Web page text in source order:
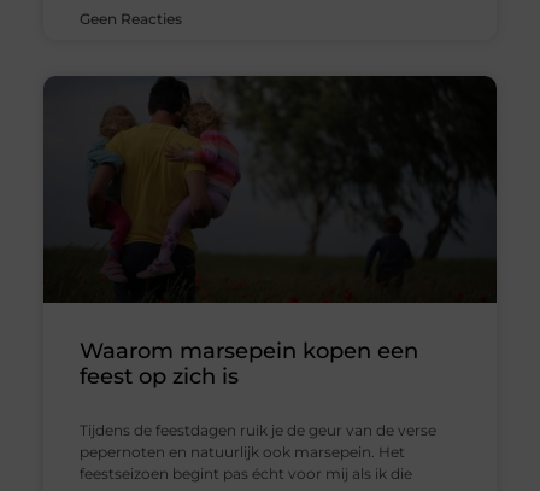
Geen Reacties
Waarom marsepein kopen een
feest op zich is
Tijdens de feestdagen ruik je de geur van de verse
pepernoten en natuurlijk ook marsepein. Het
feestseizoen begint pas écht voor mij als ik die